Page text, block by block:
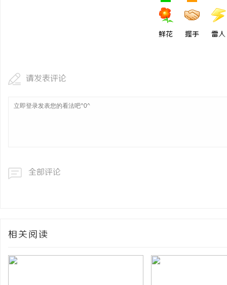
鲜花 握手 雷人
请发表评论
全部评论
相关阅读